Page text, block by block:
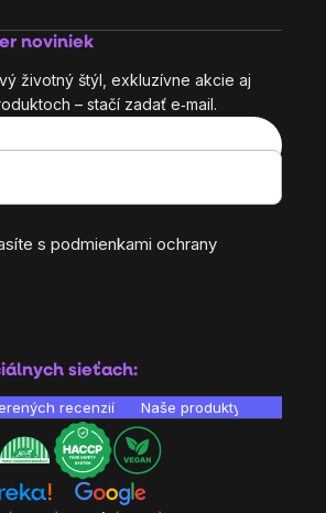
noviniek
životný štýl, exkluzívne akcie aj
– stačí zadať e‑mail.
s podmienkami ochrany
sieťach:
recenzií Naše produkty sú